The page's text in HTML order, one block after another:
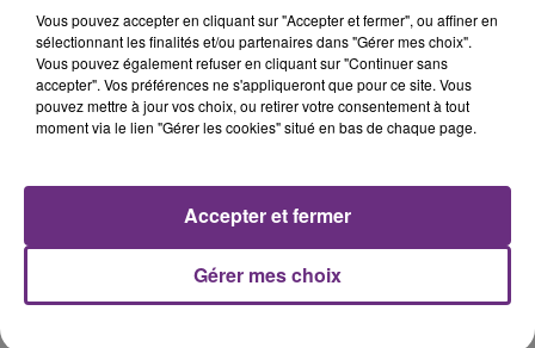
4h57
4h57
PIERRE DE MAERE
4h54
4h54
Vous pouvez accepter en cliquant sur "Accepter et fermer", ou affiner en
sélectionnant les finalités et/ou partenaires dans "Gérer mes choix".
Vous pouvez également refuser en cliquant sur "Continuer sans
accepter". Vos préférences ne s'appliqueront que pour ce site. Vous
pouvez mettre à jour vos choix, ou retirer votre consentement à tout
moment via le lien "Gérer les cookies" situé en bas de chaque page.
Gérer mes choix
Accepter et fermer